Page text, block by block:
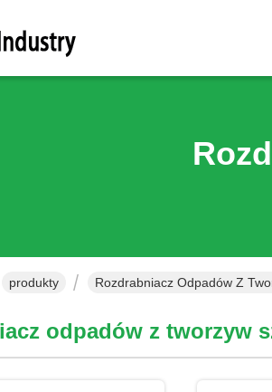
produkty Rozdrabniacz Odpadów Z
odpadów z tworzyw